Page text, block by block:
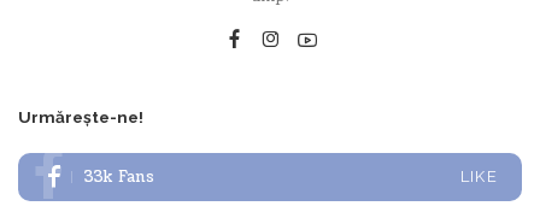
Urmărește-ne!
33k Fans LIKE